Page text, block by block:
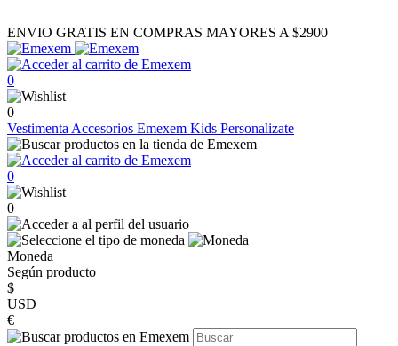
ENVIO GRATIS EN COMPRAS MAYORES A $2900
0
0
Vestimenta Accesorios Emexem Kids Personalizate
0
0
Moneda
Según producto
$
USD
€